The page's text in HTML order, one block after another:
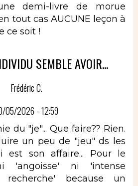
demi-livre de morue
tout cas AUCUNE leçon à
ce soit !
SEMBLE AVOIR...
Frédéric C.
05/2026 - 12:59
du "je"... Que faire?? Rien.
un peu de "jeu" ds les
est son affaire... Pour le
'angoisse' ni 'intense
because un